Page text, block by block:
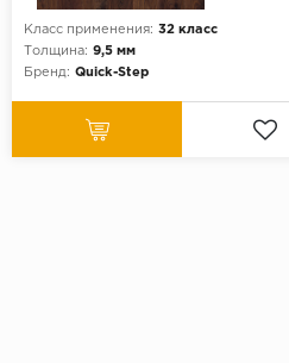
Класс применения: 32 класс
Толщина: 9,5 мм
Бренд: Quick-Step